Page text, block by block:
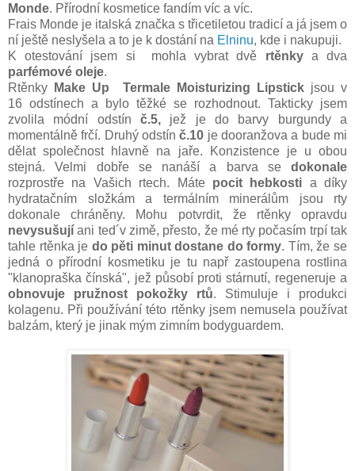
Monde. Přírodní kosmetice fandím víc a víc.
Frais Monde je italská značka s třicetiletou tradicí a já jsem o
ní ještě neslyšela a to je k dostání na Elninu, kde i nakupuji.
K otestování jsem si mohla vybrat
dvě rtěnkya dva
parfémové oleje.
Rtěnky
Make Up Termale Moisturizing Lipstickjsou v
16 odstínech a bylo těžké se rozhodnout. Takticky jsem
zvolila módní odstín č.5, jež je do barvy burgundy a
momentálně frčí. Druhý odstínč.10 je dooranžova a bude mi
dělat společnost hlavně na jaře. Konzistence je u obou
stejná. Velmi dobře se nanáší a barva se dokonale
rozprostře na Vašich rtech. Máte pocit hebkosti a díky
hydratačním složkám a termálním minerálům jsou rty
dokonale chráněny. Mohu potvrdit, že rtěnky opravdu
nevysušují ani ted´v zimě, přesto, že mé rty počasím trpí tak
tahle rtěnka je do pěti minut dostane do formy. Tím, že se
jedná o přírodní kosmetiku je tu např zastoupena rostlina
"klanopraška čínská", jež působí proti stárnutí, regeneruje a
obnovuje pružnost pokožky rtů. Stimuluje i produkci
kolagenu. Při používání této rtěnky jsem nemusela používat
balzám, který je jinak mým zimním bodyguardem.